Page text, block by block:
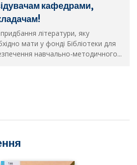
кафедрами,
літератури, яку
мати у фонді Бібліотеки для
навчально-методичного...